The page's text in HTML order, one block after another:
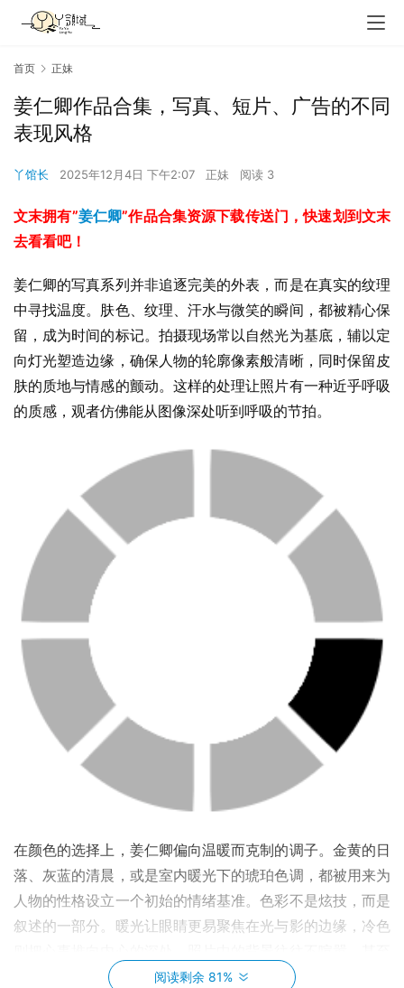
首页 正妹
姜仁卿作品合集，写真、短片、广告的不同
表现风格
丫馆长 2025年12月4日 下午2:07 正妹 阅读 3
文末拥有”姜仁卿”作品合集资源下载传送门，快速划到文末
去看看吧！
姜仁卿的写真系列并非追逐完美的外表，而是在真实的纹理
中寻找温度。肤色、纹理、汗水与微笑的瞬间，都被精心保
留，成为时间的标记。拍摄现场常以自然光为基底，辅以定
向灯光塑造边缘，确保人物的轮廓像素般清晰，同时保留皮
肤的质地与情感的颤动。这样的处理让照片有一种近乎呼吸
的质感，观者仿佛能从图像深处听到呼吸的节拍。
在颜色的选择上，姜仁卿偏向温暖而克制的调子。金黄的日
落、灰蓝的清晨，或是室内暖光下的琥珀色调，都被用来为
人物的性格设立一个初始的情绪基准。色彩不是炫技，而是
叙述的一部分。暖光让眼睛更易聚焦在光与影的边缘，冷色
以单色或极简的纹理来承托人物的存在感。
阅读剩余 81%